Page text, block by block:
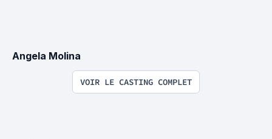
Angela Molina
VOIR LE CASTING COMPLET